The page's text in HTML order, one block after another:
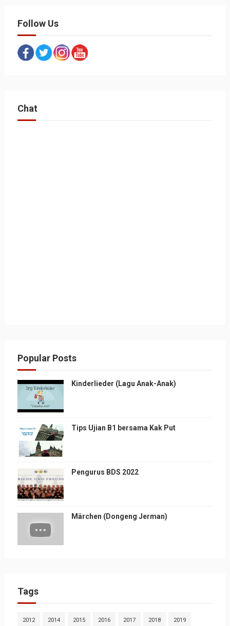
Follow Us
Chat
Popular Posts
Kinderlieder (Lagu Anak-Anak)
Tips Ujian B1 bersama Kak Put
Pengurus BDS 2022
Märchen (Dongeng Jerman)
Tags
2012 2014 2015 2016 2017 2018 2019